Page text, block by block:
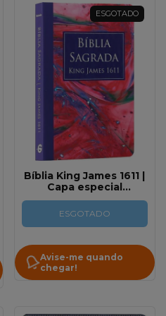
ESGOTADO
Bíblia King James 1611 |
Capa especial
Marmorizada
ESGOTADO
Avise-me quando
chegar!